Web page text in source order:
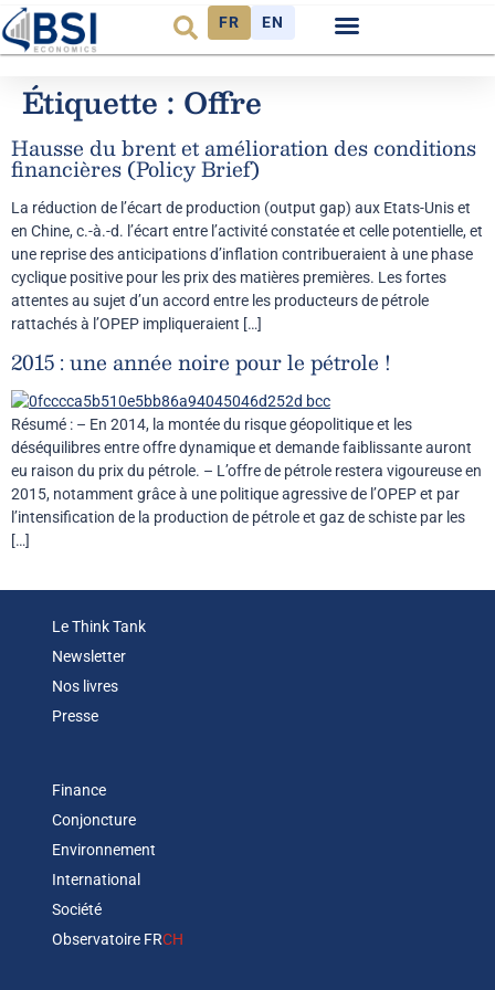
FR EN
Étiquette : Offre
Hausse du brent et amélioration des conditions
financières (Policy Brief)
La réduction de l’écart de production (output gap) aux Etats-Unis et
en Chine, c.-à.-d. l’écart entre l’activité constatée et celle potentielle, et
une reprise des anticipations d’inflation contribueraient à une phase
cyclique positive pour les prix des matières premières. Les fortes
attentes au sujet d’un accord entre les producteurs de pétrole
rattachés à l’OPEP impliqueraient […]
2015 : une année noire pour le pétrole !
Résumé : – En 2014, la montée du risque géopolitique et les
déséquilibres entre offre dynamique et demande faiblissante auront
eu raison du prix du pétrole. – L’offre de pétrole restera vigoureuse en
2015, notamment grâce à une politique agressive de l’OPEP et par
l’intensification de la production de pétrole et gaz de schiste par les
[…]
Le Think Tank
Newsletter
Nos livres
Presse
Finance
Conjoncture
Environnement
International
Société
Observatoire FRCH